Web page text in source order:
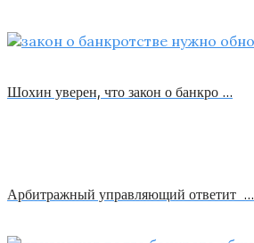
Шохин уверен, что закон о банкро …
Арбитражный управляющий ответит …